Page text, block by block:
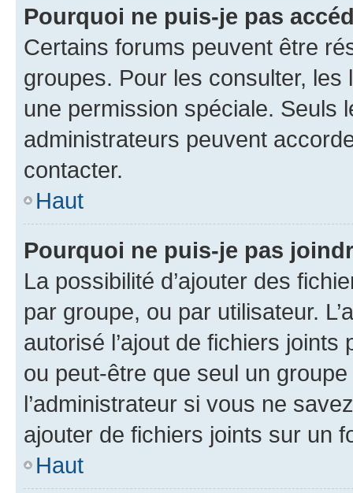
Pourquoi ne puis-je pas
Certains forums peuvent être
groupes. Pour les consulter,
une permission spéciale. Seuls
administrateurs peuvent
contacter.
Haut
Pourquoi ne puis-je pas
La possibilité d’ajouter des
par groupe, ou par utilisateur.
autorisé l’ajout de fichiers
ou peut-être que seul un
l’administrateur si vous ne
ajouter de fichiers joints sur un
Haut